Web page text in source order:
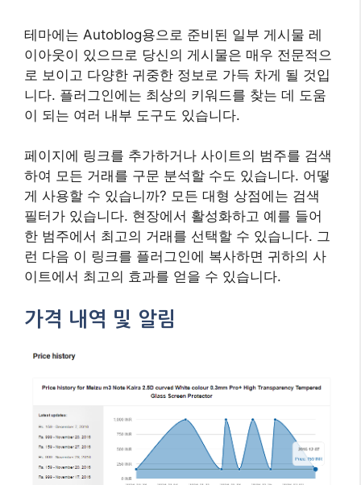
테마에는 Autoblog용으로 준비된 일부 게시물 레
이아웃이 있으므로 당신의 게시물은 매우 전문적으
로 보이고 다양한 귀중한 정보로 가득 차게 될 것입
니다. 플러그인에는 최상의 키워드를 찾는 데 도움
이 되는 여러 내부 도구도 있습니다.
페이지에 링크를 추가하거나 사이트의 범주를 검색
하여 모든 거래를 구문 분석할 수도 있습니다. 어떻
게 사용할 수 있습니까? 모든 대형 상점에는 검색
필터가 있습니다. 현장에서 활성화하고 예를 들어
한 범주에서 최고의 거래를 선택할 수 있습니다. 그
런 다음 이 링크를 플러그인에 복사하면 귀하의 사
이트에서 최고의 효과를 얻을 수 있습니다.
가격 내역 및 알림